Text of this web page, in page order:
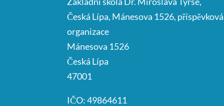
Česká Lípa, Mánesova 1526, příspěvková
organizace
Mánesova 1526
Česká Lípa
47001
IČO: 49864611